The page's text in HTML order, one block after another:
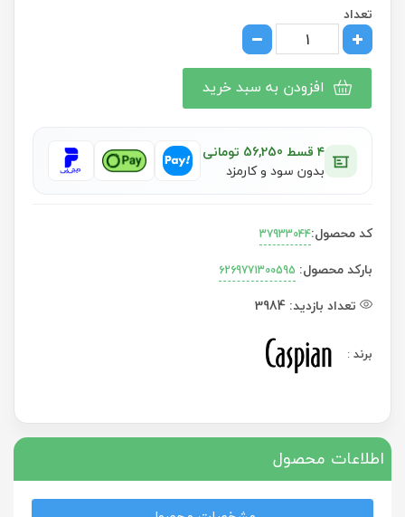
تعداد
افزودن به سبد خرید
۴ قسط 56,250 تومانی
بدون سود و کارمزد
برند:
کد محصول:37933044
بارکد محصول: 6269771300595
تعداد بازدید: 3984
اطلاعات محصول